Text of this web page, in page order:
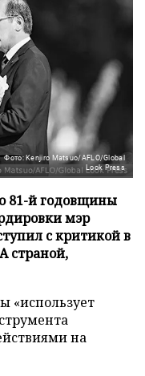
Фото: Kenjiro Matsuo/AFLO/Global
Look Press
81-й годовщины
мэр
с критикой в
страной,
«использует
на